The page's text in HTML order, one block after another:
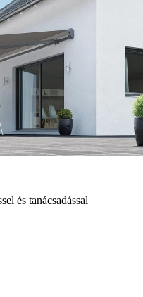
és tanácsadással